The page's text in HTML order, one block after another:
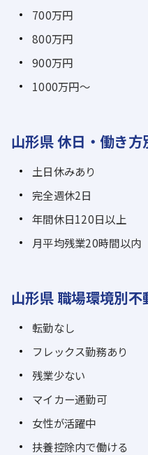
700万円
800万円
900万円
1000万円～
山形県 休日・働き
土日休みあり
完全週休2日
年間休日120日以上
月平均残業20時間以内
山形県 職場環境別不
転勤なし
フレックス勤務あり
残業少ない
マイカー通勤可
女性が活躍中
扶養控除内で働ける